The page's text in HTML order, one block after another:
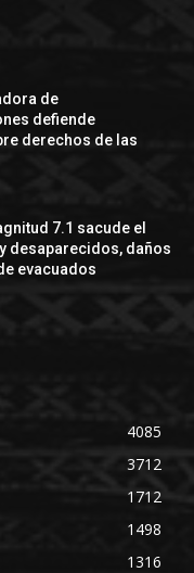
de
defiende
derechos de las
7.1 sacude el
desaparecidos, daños
evacuados
4085
3712
1712
1498
1316